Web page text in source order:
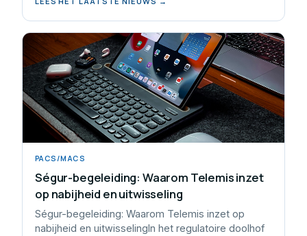
PACS/MACS
Ségur-begeleiding: Waarom Telemis inzet
op nabijheid en uitwisseling
Ségur-begeleiding: Waarom Telemis inzet op
nabijheid en uitwisselingIn het regulatoire doolhof